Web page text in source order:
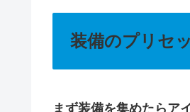
装備のプリセ
まず装備を集めたらア